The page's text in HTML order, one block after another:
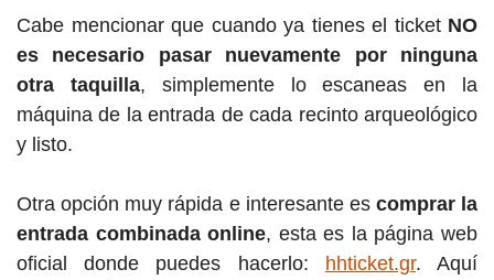
Cabe mencionar que cuando ya tienes el ticket NO
es necesario pasar nuevamente por ninguna
otra taquilla, simplemente lo escaneas en la
máquina de la entrada de cada recinto arqueológico
y listo.
Otra opción muy rápida e interesante es comprar la
entrada combinada online, esta es la página web
oficial donde puedes hacerlo: hhticket.gr. Aquí